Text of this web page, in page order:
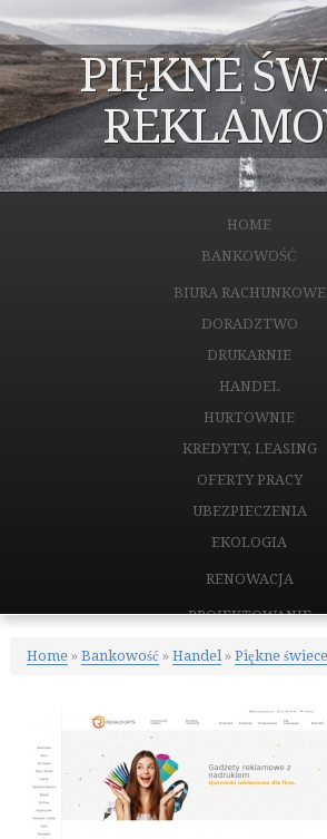
PIĘKNE
HOME
BANKOWOŚĆ
BIURA RACHUNKOWE
DORADZTWO
DRUKARNIE
HANDEL
HURTOWNIE
KREDYTY, LEASING
OFERTY PRACY
UBEZPIECZENIA
EKOLOGIA
RENOWACJA
PROJEKTOWANIE
REMONTY, ELEKTRYK,
NIERUCHOMOŚCI
DRZWI I OKNA
KLIMATYZACJA I
NIERUCHOMOŚCI,
Home» Bankowość» Handel» Piękne